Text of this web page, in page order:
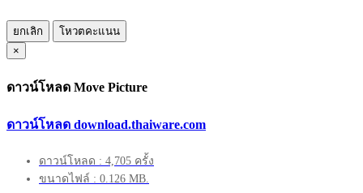
ยกเลิก
โหวตคะแนน
×
ดาวน์โหลด Move Picture
ดาวน์โหลด download.thaiware.com
ดาวน์โหลด : 4,705 ครั้ง
ขนาดไฟล์ : 0.126 MB.